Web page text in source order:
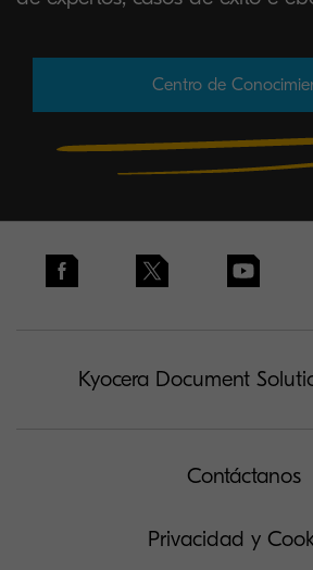
Centro de
Kyocera Document
Contáctanos
Privacidad y